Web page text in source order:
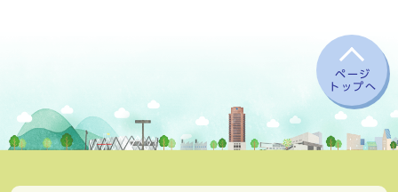
ページ
トップへ